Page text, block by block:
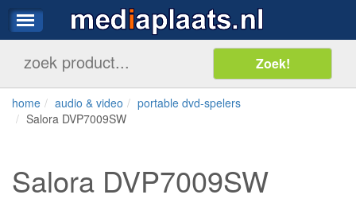
home audio & video
portable dvd-spelers
Salora DVP7009SW
Salora DVP7009SW